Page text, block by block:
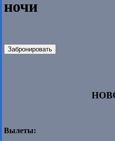
ночи
Забронировать
Вылеты: